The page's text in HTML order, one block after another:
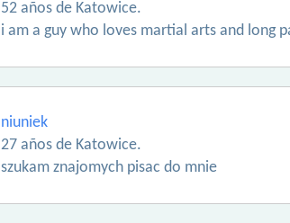
52 años de Katowice.
i am a guy who loves martial arts and long
niuniek
27 años de Katowice.
szukam znajomych pisac do mnie